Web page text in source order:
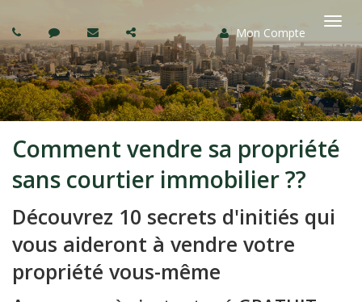
Mon Compte
la
Comment vendre sa propriété
sans courtier immobilier ??
Découvrez 10 secrets d'initiés qui
vous aideront à vendre votre
propriété vous-même